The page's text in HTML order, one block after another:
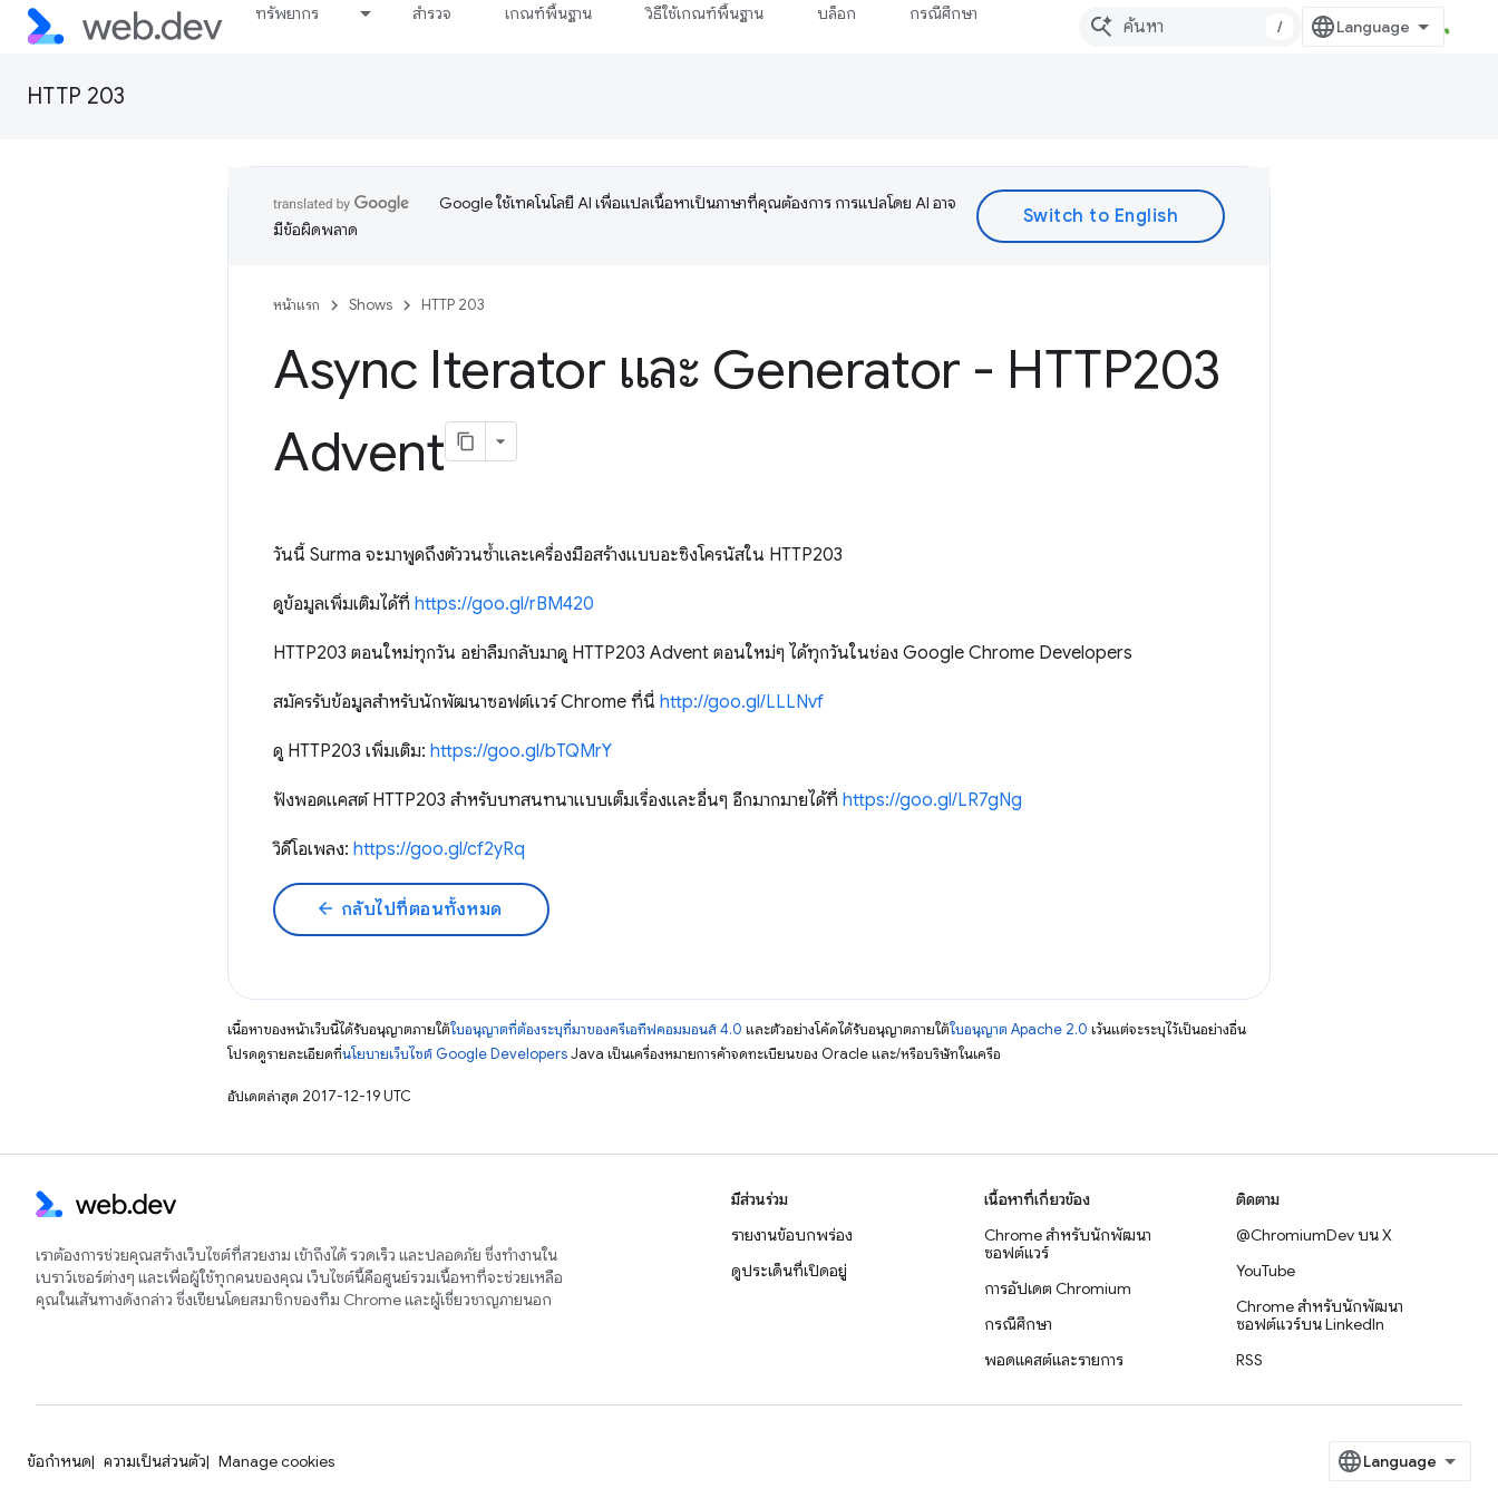
ทรัพยากร สำรวจ เกณฑ์พื้นฐาน วิธีใช้เกณฑ์พื้นฐาน บล็อก กรณีศึกษา
/
HTTP 203
Google ใช้เทคโนโลยี AI เพื่อแปลเนื้อหาเป็นภาษาที่คุณต้องการ การแปลโดย AI อาจ
มีข้อผิดพลาด
หน้าแรก Shows HTTP 203
Async Iterator และ Generator - HTTP203
Advent
วันนี้ Surma จะมาพูดถึงตัววนซ้ำและเครื่องมือสร้างแบบอะซิงโครนัสใน HTTP203
ดูข้อมูลเพิ่มเติมได้ที่ https://goo.gl/rBM420
HTTP203 ตอนใหม่ทุกวัน อย่าลืมกลับมาดู HTTP203 Advent ตอนใหม่ๆ ได้ทุกวันในช่อง Google Chrome Developers
สมัครรับข้อมูลสำหรับนักพัฒนาซอฟต์แวร์ Chrome ที่นี่ http://goo.gl/LLLNvf
ดู HTTP203 เพิ่มเติม: https://goo.gl/bTQMrY
ฟังพอดแคสต์ HTTP203 สำหรับบทสนทนาแบบเต็มเรื่องและอื่นๆ อีกมากมายได้ที่ https://goo.gl/LR7gNg
วิดีโอเพลง: https://goo.gl/cf2yRq
arrow_back กลับไปที่ตอนทั้งหมด
เนื้อหาของหน้าเว็บนี้ได้รับอนุญาตภายใต้ใบอนุญาตที่ต้องระบุที่มาของครีเอทีฟคอมมอนส์ 4.0 และตัวอย่างโค้ดได้รับอนุญาตภายใต้ใบอนุญาต Apache 2.0 เว้นแต่จะระบุไว้เป็นอย่างอื่น
โปรดดูรายละเอียดที่นโยบายเว็บไซต์ Google DevelopersJava เป็นเครื่องหมายการค้าจดทะเบียนของ Oracle และ/หรือบริษัทในเครือ
อัปเดตล่าสุด 2017-12-19 UTC
เราต้องการช่วยคุณสร้างเว็บไซต์ที่สวยงาม เข้าถึงได้ รวดเร็ว และปลอดภัย ซึ่งทำงานใน
เบราว์เซอร์ต่างๆ และเพื่อผู้ใช้ทุกคนของคุณ เว็บไซต์นี้คือศูนย์รวมเนื้อหาที่จะช่วยเหลือ
คุณในเส้นทางดังกล่าว ซึ่งเขียนโดยสมาชิกของทีม Chrome และผู้เชี่ยวชาญภายนอก
มีส่วนร่วม
รายงานข้อบกพร่อง
ดูประเด็นที่เปิดอยู่
เนื้อหาที่เกี่ยวข้อง
Chrome สำหรับนักพัฒนา
ซอฟต์แวร์
การอัปเดต Chromium
กรณีศึกษา
พอดแคสต์และรายการ
ติดตาม
@ChromiumDev บน X
YouTube
Chrome สำหรับนักพัฒนา
ซอฟต์แวร์บน LinkedIn
RSS
ข้อกำหนด ความเป็นส่วนตัว Manage cookies